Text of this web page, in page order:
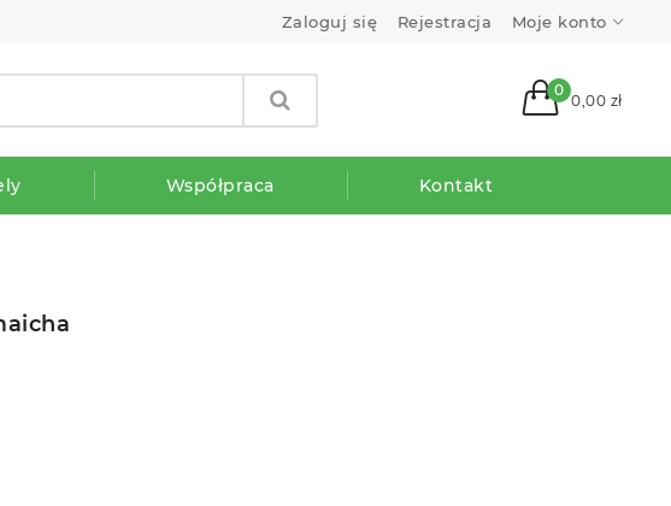
Zaloguj się Rejestracja Moje konto
0
0,00 zł
Współpraca Kontakt